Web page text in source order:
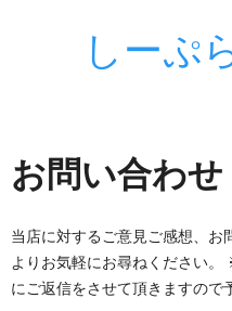
しーぷ
お問い合わせ
当店に対するご意見ご感想、お
よりお気軽にお尋ねください
にご返信をさせて頂きますので